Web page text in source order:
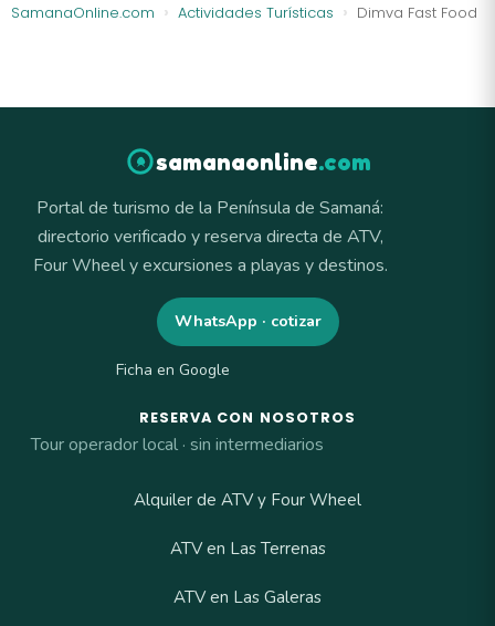
SamanaOnline.com Actividades Turísticas Dimva Fast Food
samanaonline.com
Portal de turismo de la Península de Samaná:
directorio verificado y reserva directa de ATV,
Four Wheel y excursiones a playas y destinos.
WhatsApp · cotizar
Ficha en Google
RESERVA CON NOSOTROS
Tour operador local · sin intermediarios
Alquiler de ATV y Four Wheel
ATV en Las Terrenas
ATV en Las Galeras